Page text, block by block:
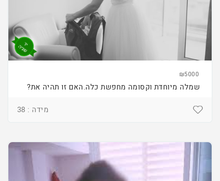
₪5000
שמלה מיוחדת וקסומה מחפשת כלה.האם זו תהיה את?
מידה : 38